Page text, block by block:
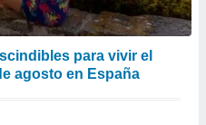
para vivir el
agosto en España